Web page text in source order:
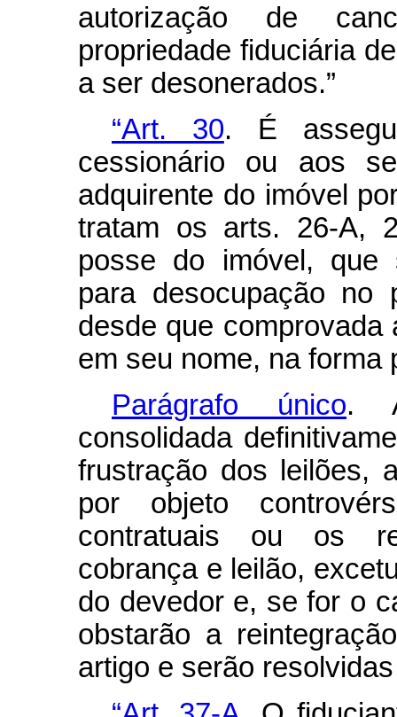
autorização de
propriedade fiduciária
a ser desonerados.”
“Art. 30. É
cessionário ou aos
adquirente do imóvel
tratam os arts. 26-A,
posse do imóvel, que
para desocupação no
desde que comprovada
em seu nome, na forma
Parágrafo único.
consolidada
frustração dos leilões,
por objeto
contratuais ou os
cobrança e leilão,
do devedor e, se for o
obstarão a
artigo e serão